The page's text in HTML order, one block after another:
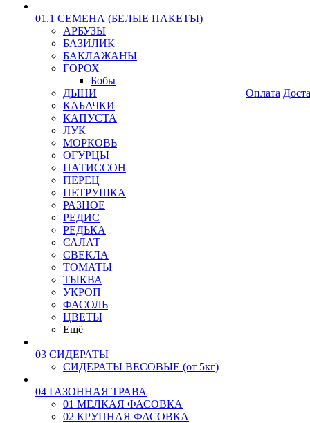
01.1 СЕМЕНА (БЕЛЫЕ ПАКЕТЫ)
АРБУЗЫ
БАЗИЛИК
БАКЛАЖАНЫ
ГОРОХ
Бобы
ДЫНИ
КАБАЧКИ
КАПУСТА
ЛУК
МОРКОВЬ
ОГУРЦЫ
ПАТИССОН
ПЕРЕЦ
ПЕТРУШКА
РАЗНОЕ
РЕДИС
РЕДЬКА
САЛАТ
СВЕКЛА
ТОМАТЫ
ТЫКВА
УКРОП
ФАСОЛЬ
ЦВЕТЫ
Ещё
03 СИДЕРАТЫ
СИДЕРАТЫ ВЕСОВЫЕ (от 5кг)
04 ГАЗОННАЯ ТРАВА
01 МЕЛКАЯ ФАСОВКА
02 КРУПНАЯ ФАСОВКА
Оплата